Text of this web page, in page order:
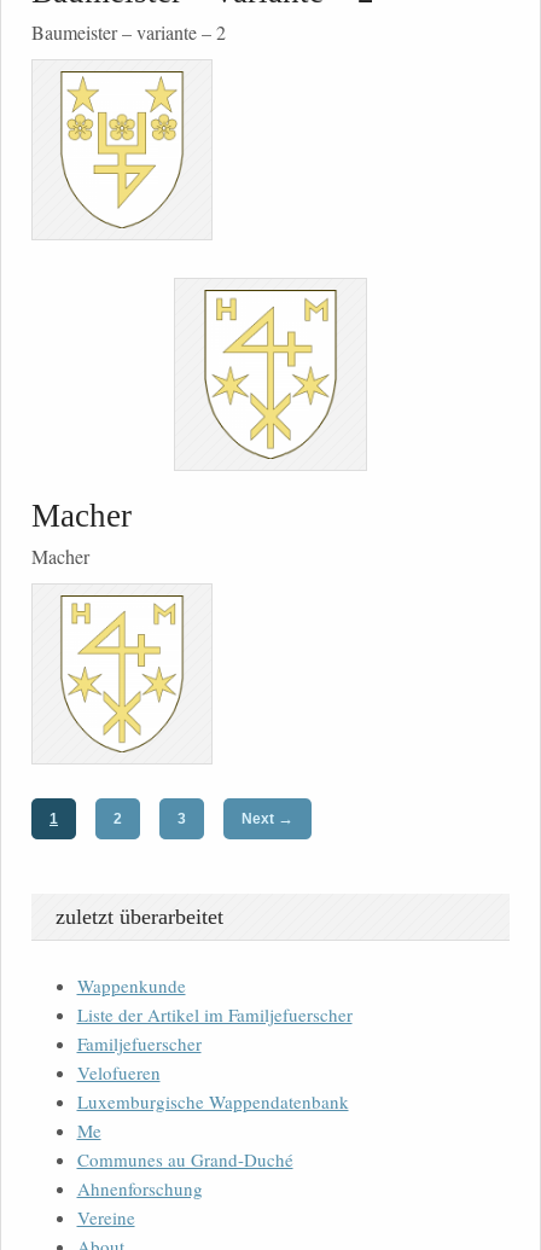
Baumeister – variante – 2
Macher
Macher
1 2 3 Next →
zuletzt überarbeitet
Wappenkunde
Liste der Artikel im Familjefuerscher
Familjefuerscher
Velofueren
Luxemburgische Wappendatenbank
Me
Communes au Grand-Duché
Ahnenforschung
Vereine